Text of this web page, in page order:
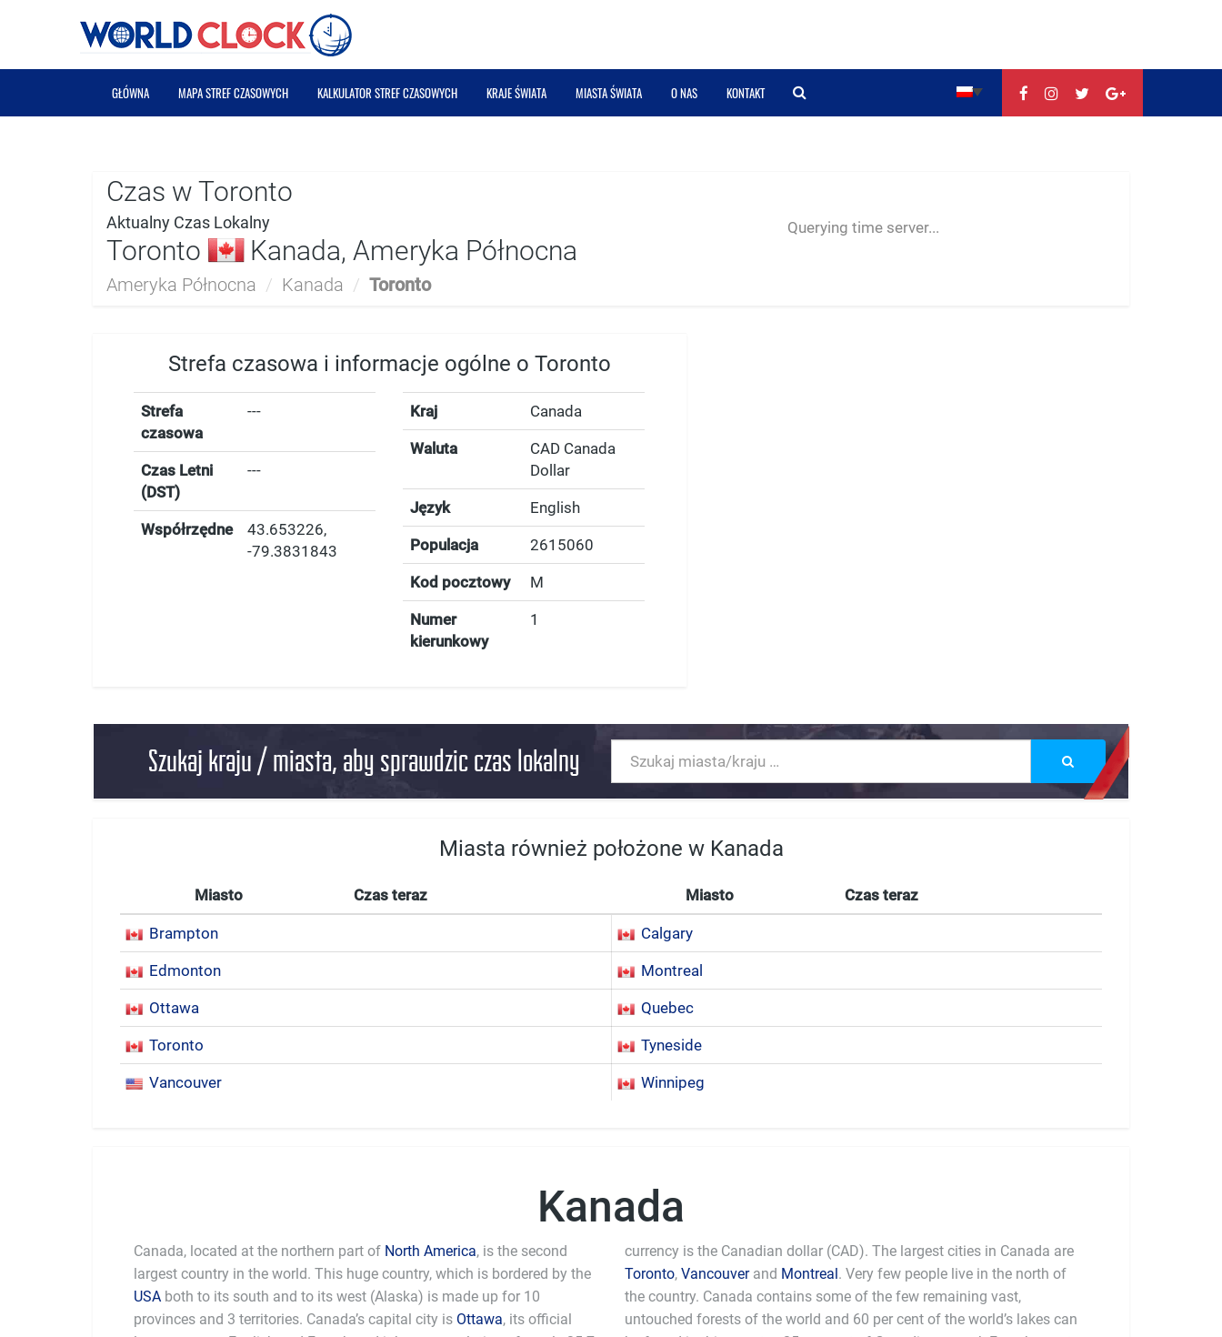
GŁÓWNA MAPA STREF CZASOWYCH KALKULATOR STREF CZASOWYCH KRAJE ŚWIATA MIASTA ŚWIATA O NAS KONTAKT
Czas w Toronto
Aktualny Czas Lokalny
Toronto Kanada, Ameryka Północna
Ameryka Północna / Kanada / Toronto
Querying time server...
--:--
Strefa czasowa i informacje ogólne o Toronto
Strefa
czasowa
---
Czas Letni
(DST)
---
Współrzędne 43.653226,
-79.3831843
Kraj Canada
Waluta
CAD Canada
Dollar
Język English
Populacja 2615060
Kod pocztowy M
Numer
kierunkowy
1
Szukaj kraju / miasta, aby sprawdzic czas lokalny
Miasta również położone w Kanada
Miasto Czas teraz Miasto Czas teraz
Brampton Calgary
Edmonton Montreal
Ottawa Quebec
Toronto Tyneside
Vancouver Winnipeg
Kanada
Canada, located at the northern part of North America, is the second
largest country in the world. This huge country, which is bordered by the
USA both to its south and to its west (Alaska) is made up for 10
provinces and 3 territories. Canada’s capital city is Ottawa, its official
currency is the Canadian dollar (CAD). The largest cities in Canada are
Toronto, Vancouverand Montreal. Very few people live in the north of
the country. Canada contains some of the few remaining vast,
untouched forests of the world and 60 per cent of the world’s lakes can